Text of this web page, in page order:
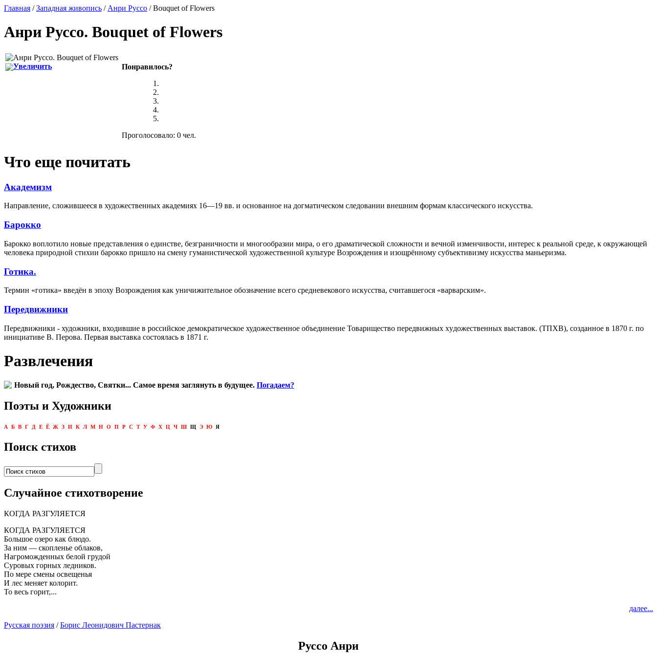
Главная /Западная живопись / Анри Руссо / Bouquet of Flowers
Анри Руссо. Bouquet of Flowers
Увеличить Понравилось?
Проголосовало: 0 чел.
Что еще почитать
Академизм
Направление, сложившееся в художественных академиях 16—19 вв. и основанное на догматическом следовании внешним формам классического искусства.
Барокко
Барокко воплотило новые представления о единстве, безграничности и многообразии мира, о его драматической сложности и вечной изменчивости, интерес к реальной среде, к окружающей
человека природной стихии барокко пришло на смену гуманистической художественной культуре Возрождения и изощрённому субъективизму искусства маньеризма.
Готика.
Термин «готика» введён в эпоху Возрождения как уничижительное обозначение всего средневекового искусства, считавшегося «варварским».
Передвижники
Передвижники - художники, входившие в российское демократическое художественное объединение Toвapищecтвo пepeдвижныx xyдoжecтвeнныx выcтaвoк. (ТПХВ), созданное в 1870 г. по
инициативе В. Перова. Первая выставка состоялась в 1871 г.
Развлечения
Новый год, Рождество, Святки... Самое время заглянуть в будущее. Погадаем?
Поэты и Художники
А Б В Г Д Е Ё Ж З И К Л М Н О П Р С Т У Ф Х Ц Ч Ш Щ Э Ю Я
Поиск стихов
Случайное стихотворение
КОГДА РАЗГУЛЯЕТСЯ
КОГДА РАЗГУЛЯЕТСЯ
Большое озеро как блюдо.
За ним — скопленье облаков,
Нагроможденных белой грудой
Суровых горных ледников.
По мере смены освещенья
И лес меняет колорит.
То весь горит,...
далее...
Русская поэзия /Борис Леонидович Пастернак
Руссо Анри